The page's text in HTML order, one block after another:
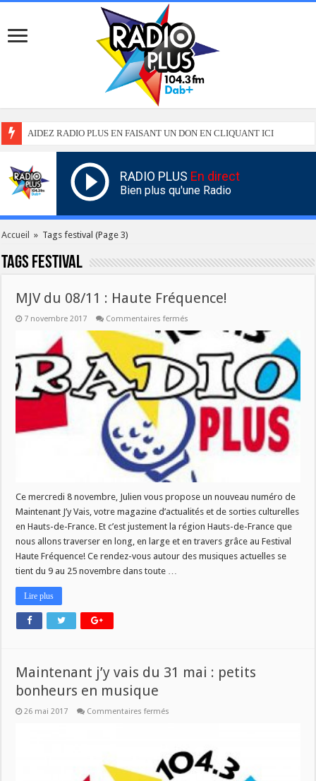
AIDEZ RADIO PLUS EN FAISANT UN DON EN CLIQUANT ICI
RADIO PLUS En direct
Bien plus qu'une Radio
Accueil » Tags festival (Page 3)
Tags festival
MJV du 08/11 : Haute Fréquence!
7 novembre 2017 Commentaires fermés
du
Haute
Fréquence!
Ce mercredi 8 novembre, Julien vous propose un nouveau numéro de
Maintenant J’y Vais, votre magazine d’actualités et de sorties culturelles
en Hauts-de-France. Et c’est justement la région Hauts-de-France que
nous allons traverser en long, en large et en travers grâce au Festival
Haute Fréquence! Ce rendez-vous autour des musiques actuelles se
tient du 9 au 25 novembre dans toute …
Lire plus
Maintenant j’y vais du 31 mai : petits
bonheurs en musique
26 mai 2017 Commentaires fermés
31
mai
: